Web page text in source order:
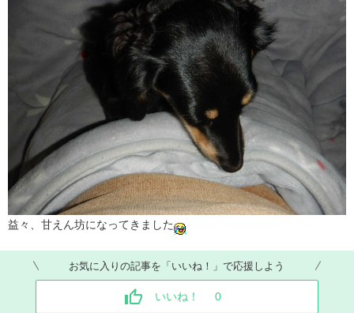
益々、甘えん坊になってきました
お気に入りの記事を「いいね！」で応援しよう
いいね！ 0